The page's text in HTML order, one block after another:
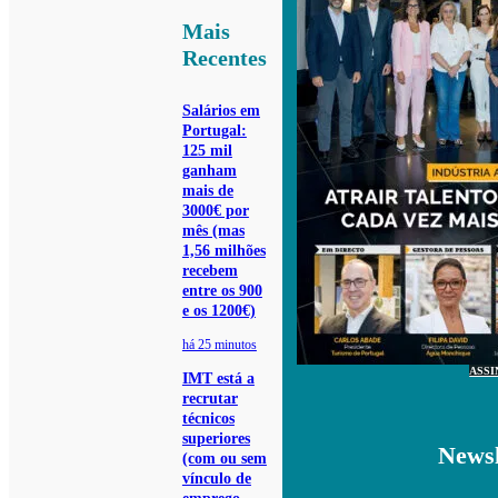
Mais
Recentes
Salários em
Portugal:
125 mil
ganham
mais de
3000€ por
mês (mas
1,56 milhões
recebem
entre os 900
e os 1200€)
há 25 minutos
IMT está a
recrutar
técnicos
superiores
(com ou sem
vínculo de